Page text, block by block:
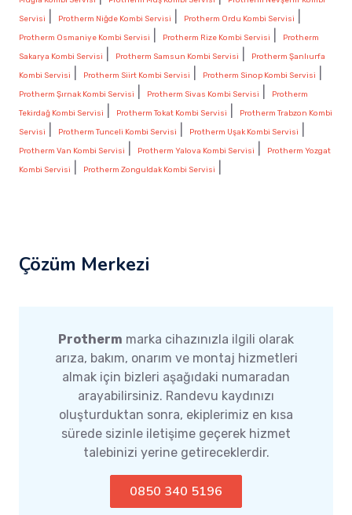
Servisi
Protherm Niğde Kombi Servisi Protherm Ordu Kombi Servisi
Protherm Osmaniye Kombi Servisi Protherm Rize Kombi Servisi
Protherm
Sakarya Kombi Servisi
Protherm Samsun Kombi Servisi
Protherm Şanlıurfa
Kombi Servisi
Protherm Siirt Kombi Servisi Protherm Sinop Kombi Servisi
Protherm Şırnak Kombi Servisi Protherm Sivas Kombi Servisi
Protherm
Tekirdağ Kombi Servisi
Protherm Tokat Kombi Servisi
Protherm Trabzon Kombi
Servisi
Protherm Tunceli Kombi Servisi Protherm Uşak Kombi Servisi
Protherm Van Kombi Servisi Protherm Yalova Kombi Servisi
Protherm Yozgat
Kombi Servisi
Protherm Zonguldak Kombi Servisi
Çözüm Merkezi
Protherm marka cihazınızla ilgili olarak
arıza, bakım, onarım ve montaj hizmetleri
almak için bizleri aşağıdaki numaradan
arayabilirsiniz. Randevu kaydınızı
oluşturduktan sonra, ekiplerimiz en kısa
sürede sizinle iletişime geçerek hizmet
talebinizi yerine getireceklerdir.
0850 340 5196